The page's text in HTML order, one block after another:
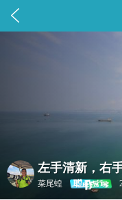

左手清新，右
菜尾蝗